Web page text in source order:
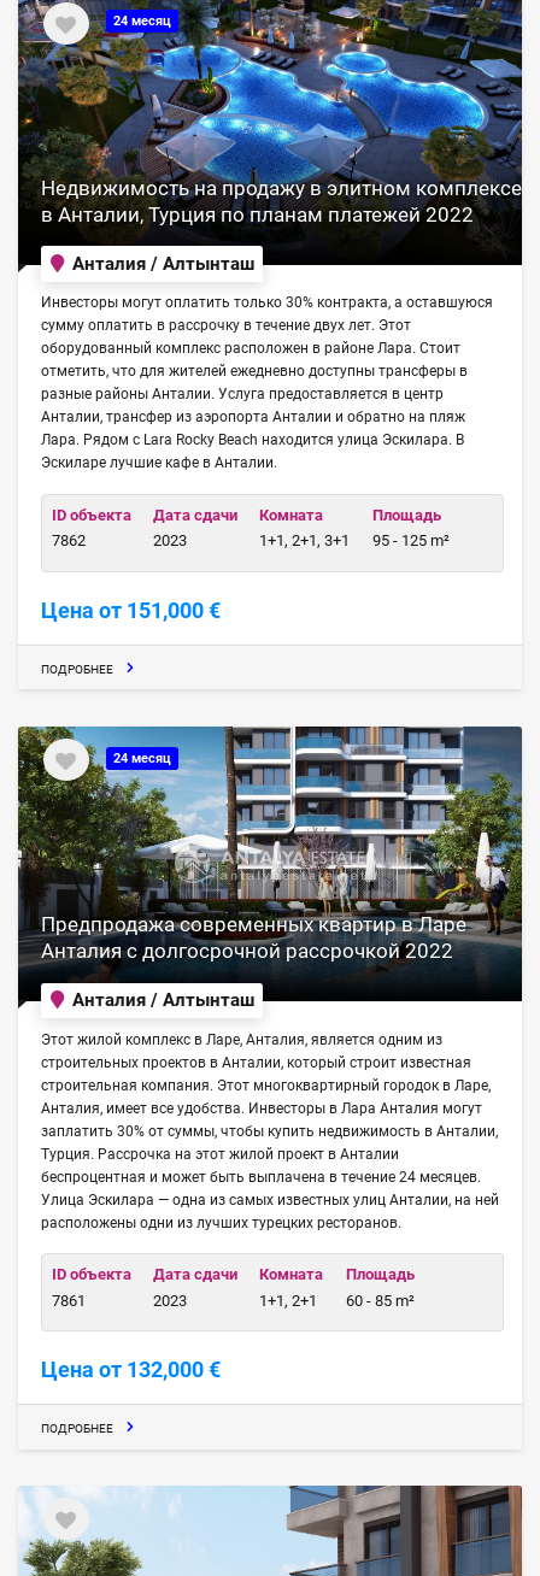
24 месяц
Недвижимость на продажу в элитном комплексе
в Анталии, Турция по планам платежей 2022
Анталия / Алтынташ
Инвесторы могут оплатить только 30% контракта, а оставшуюся
сумму оплатить в рассрочку в течение двух лет. Этот
оборудованный комплекс расположен в районе Лара. Стоит
отметить, что для жителей ежедневно доступны трансферы в
разные районы Анталии. Услуга предоставляется в центр
Анталии, трансфер из аэропорта Анталии и обратно на пляж
Лара. Рядом с Lara Rocky Beach находится улица Эскилара. В
Эскиларе лучшие кафе в Анталии.
ID объекта
7862
Дата сдачи
2023
Комната
1+1, 2+1, 3+1
Площадь
95 - 125 m²
Цена от 151,000 €
ПОДРОБНЕЕ
24 месяц
Предпродажа современных квартир в Ларе
Анталия с долгосрочной рассрочкой 2022
Анталия / Алтынташ
Этот жилой комплекс в Ларе, Анталия, является одним из
строительных проектов в Анталии, который строит известная
строительная компания. Этот многоквартирный городок в Ларе,
Анталия, имеет все удобства. Инвесторы в Лара Анталия могут
заплатить 30% от суммы, чтобы купить недвижимость в Анталии,
Турция. Рассрочка на этот жилой проект в Анталии
беспроцентная и может быть выплачена в течение 24 месяцев.
Улица Эскилара — одна из самых известных улиц Анталии, на ней
расположены одни из лучших турецких ресторанов.
ID объекта
7861
Дата сдачи
2023
Комната
1+1, 2+1
Площадь
60 - 85 m²
Цена от 132,000 €
ПОДРОБНЕЕ